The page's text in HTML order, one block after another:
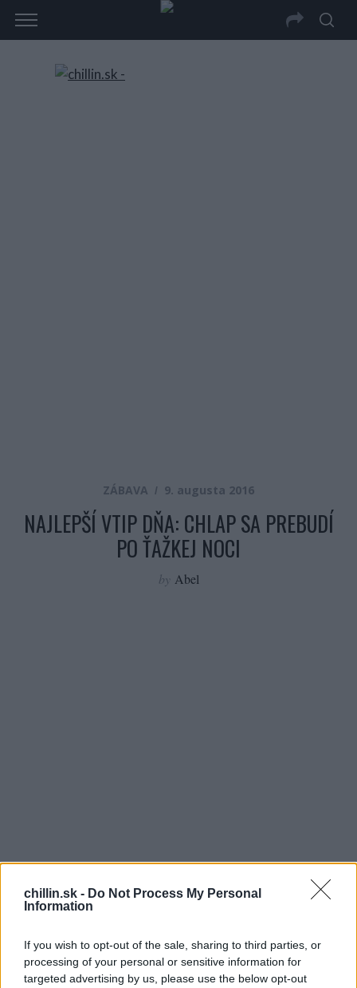
chillin.sk - Do Not Process My Personal
Information
If you wish to opt-out of the sale, sharing to third parties, or
processing of your personal or sensitive information for
targeted advertising by us, please use the below opt-out
ZÁBAVA 9. augusta 2016
NAJLEPŠÍ VTIP DŇA: CHLAP SA PREBUDÍ
PO ŤAŽKEJ NOCI
by Abel